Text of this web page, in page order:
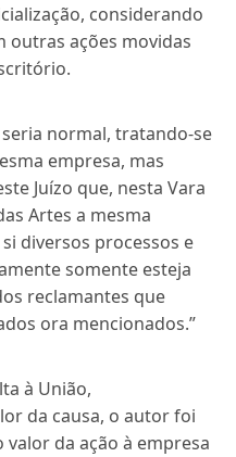
considerando
outras ações movidas
normal, tratando-se
empresa, mas
Juízo que, nesta Vara
Artes a mesma
diversos processos e
somente esteja
reclamantes que
ora mencionados.”
à União,
da causa, o autor foi
valor da ação à empresa